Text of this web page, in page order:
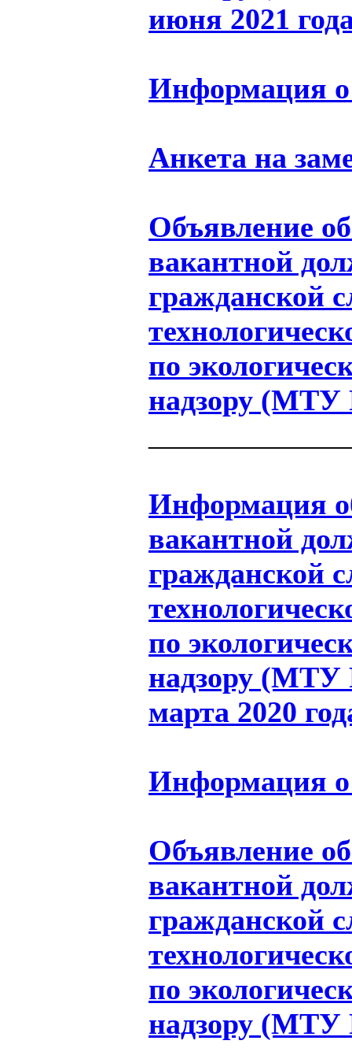
июня 2021
Информация о
Анкета на
Объявление
вакантной
гражданской
по
надзору (МТУ
Информация
вакантной
гражданской
по
надзору (МТУ
марта 2020
Информация о
Объявление
вакантной
гражданской
по
надзору (МТУ